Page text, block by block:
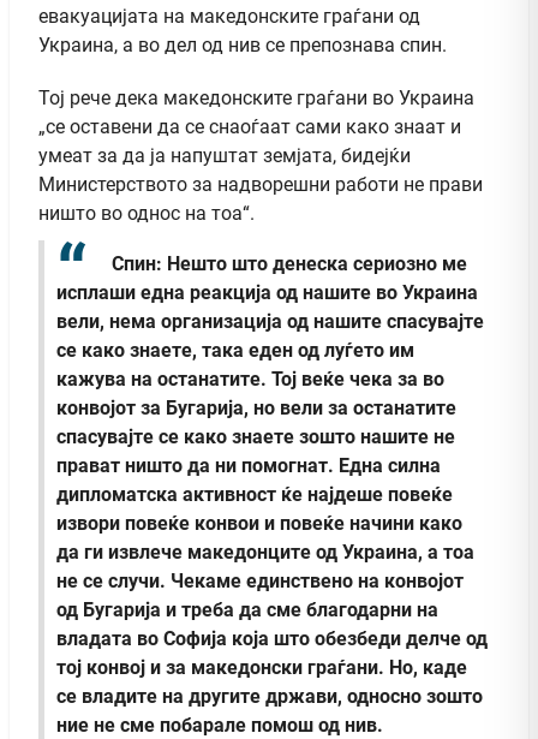
евакуацијата на македонските граѓани од
Украина, а во дел од нив се препознава спин.
Тој рече дека македонските граѓани во Украина
„се оставени да се снаоѓаат сами како знаат и
умеат за да ја напуштат земјата, бидејќи
Министерството за надворешни работи не прави
ништо во однос на тоа“.
Спин: Нешто што денеска сериозно ме
исплаши една реакција од нашите во Украина
вели, нема организација од нашите спасувајте
се како знаете, така еден од луѓето им
кажува на останатите. Тој веќе чека за во
конвојот за Бугарија, но вели за останатите
спасувајте се како знаете зошто нашите не
прават ништо да ни помогнат. Една силна
дипломатска активност ќе најдеше повеќе
извори повеќе конвои и повеќе начини како
да ги извлече македонците од Украина, а тоа
не се случи. Чекаме единствено на конвојот
од Бугарија и треба да сме благодарни на
владата во Софија која што обезбеди делче од
тој конвој и за македонски граѓани. Но, каде
се владите на другите држави, односно зошто
ние не сме побарале помош од нив.